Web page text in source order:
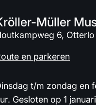
Müller
6, Otterlo
en parkeren
t/m zondag en
Gesloten op 1